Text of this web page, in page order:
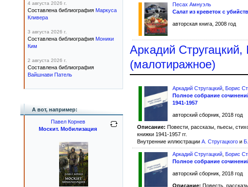
Песах Амнуэль
Салат из креветок с
авторская книга, 2008 год
Аркадий Стругацкий,
(малотиражное)
Аркадий Стругацкий
Борис
Полное собрание
1941-1957
авторский сборник, 2018 год
Описание: Повести, рассказы, пьесы,
книжки 1941-1957 гг.
Внутренние иллюстрации А. Стругацкого и
Аркадий Стругацкий
Борис
Полное собрание
авторский сборник, 2018 год
Описание: Повесть,
4 августа 2026 г.
Составлена библиография Маркуса
Кливера
3 августа 2026 г.
Составлена библиография Моники
Ким
2 августа 2026 г.
Составлена библиография
Вайшнави Патель
А вот, например:
Павел Корнев
Москит. Мобилизация